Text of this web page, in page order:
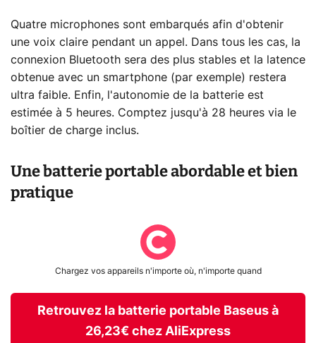
Quatre microphones sont embarqués afin d'obtenir
une voix claire pendant un appel. Dans tous les cas, la
connexion Bluetooth sera des plus stables et la latence
obtenue avec un smartphone (par exemple) restera
ultra faible. Enfin, l'autonomie de la batterie est
estimée à 5 heures. Comptez jusqu'à 28 heures via le
boîtier de charge inclus.
Une batterie portable abordable et bien
pratique
Chargez vos appareils n'importe où, n'importe quand
Retrouvez la batterie portable Baseus à
26,23€ chez AliExpress